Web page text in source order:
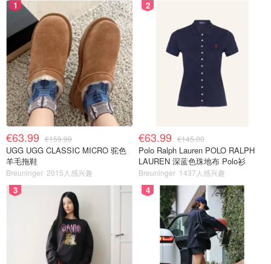
1
€63.99 €159.99
UGG UGG CLASSIC MICRO 驼色
羊毛拖鞋
Breuninger 2015人感兴趣
2
€63.99 €145.00
Polo Ralph Lauren POLO RALPH
LAUREN 深蓝色珠地布 Polo衫
Breuninger 1437人感兴趣
3 4